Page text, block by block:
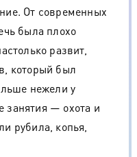
От современных
была плохо
развит,
который был
нежели у
занятия — охота и
рубила, копья,